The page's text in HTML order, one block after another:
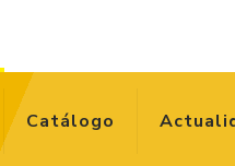
Catálogo